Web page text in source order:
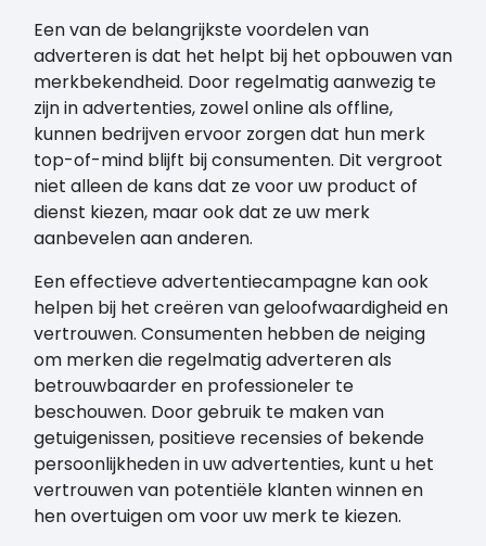
Een van de belangrijkste voordelen van
adverteren is dat het helpt bij het opbouwen van
merkbekendheid. Door regelmatig aanwezig te
zijn in advertenties, zowel online als offline,
kunnen bedrijven ervoor zorgen dat hun merk
top-of-mind blijft bij consumenten. Dit vergroot
niet alleen de kans dat ze voor uw product of
dienst kiezen, maar ook dat ze uw merk
aanbevelen aan anderen.
Een effectieve advertentiecampagne kan ook
helpen bij het creëren van geloofwaardigheid en
vertrouwen. Consumenten hebben de neiging
om merken die regelmatig adverteren als
betrouwbaarder en professioneler te
beschouwen. Door gebruik te maken van
getuigenissen, positieve recensies of bekende
persoonlijkheden in uw advertenties, kunt u het
vertrouwen van potentiële klanten winnen en
hen overtuigen om voor uw merk te kiezen.